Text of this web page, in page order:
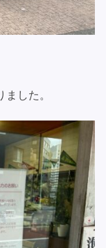
した。